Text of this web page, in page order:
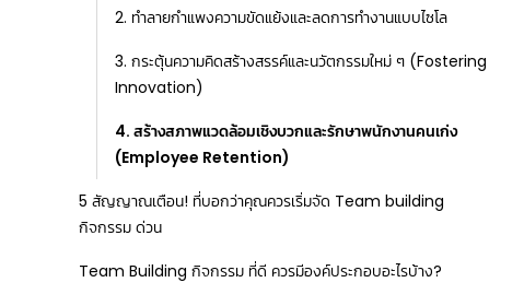
2. ทำลายกำแพงความขัดแย้งและลดการทำงานแบบไซโล
3. กระตุ้นความคิดสร้างสรรค์และนวัตกรรมใหม่ ๆ (Fostering
Innovation)
4. สร้างสภาพแวดล้อมเชิงบวกและรักษาพนักงานคนเก่ง
(Employee Retention)
5 สัญญาณเตือน! ที่บอกว่าคุณควรเริ่มจัด Team building
กิจกรรม ด่วน
Team Building กิจกรรม ที่ดี ควรมีองค์ประกอบอะไรบ้าง?